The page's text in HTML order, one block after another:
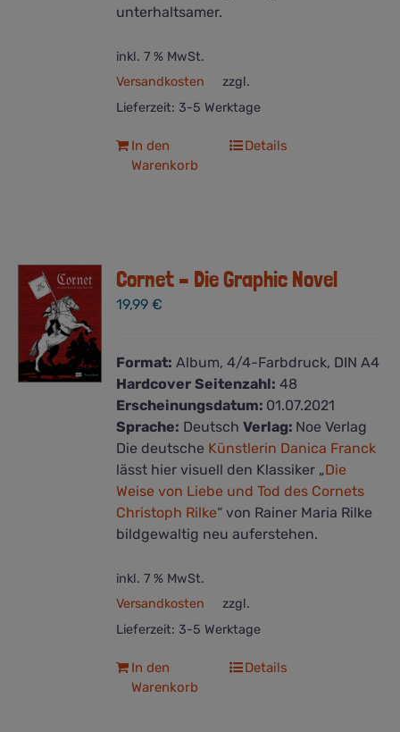
unterhaltsamer.
inkl. 7 % MwSt.
zzgl.
Versandkosten
Lieferzeit: 3-5 Werktage
In den
Warenkorb
Details
Cornet – Die Graphic Novel
19,99€
Format: Album, 4/4-Farbdruck, DIN A4
Hardcover Seitenzahl: 48
Erscheinungsdatum: 01.07.2021
Sprache: DeutschVerlag: Noe Verlag
Die deutsche Künstlerin Danica Franck
lässt hier visuell den Klassiker „Die
Weise von Liebe und Tod des Cornets
Christoph Rilke“ von Rainer Maria Rilke
bildgewaltig neu auferstehen.
inkl. 7 % MwSt.
zzgl.
Versandkosten
Lieferzeit: 3-5 Werktage
In den
Warenkorb
Details